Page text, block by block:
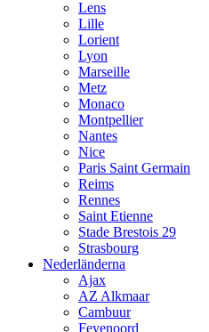
Lens
Lille
Lorient
Lyon
Marseille
Metz
Monaco
Montpellier
Nantes
Nice
Paris Saint Germain
Reims
Rennes
Saint Etienne
Stade Brestois 29
Strasbourg
Nederländerna
Ajax
AZ Alkmaar
Cambuur
Feyenoord